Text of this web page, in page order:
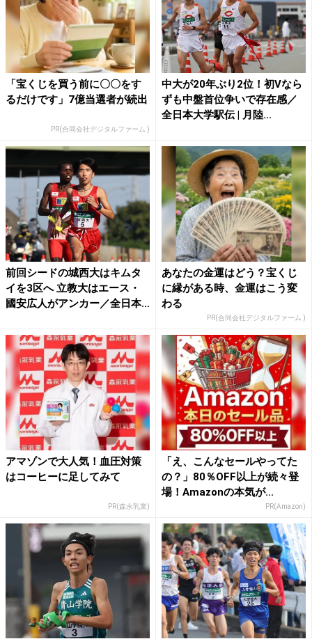
「宝くじを買う前に〇〇をす
るだけです」7億当選者が続出
PR(合同会社デジタルファーム )
中大が20年ぶり2位！初Vなら
ずも中盤首位争いで存在感／
全日本大学駅伝 | 月陸...
前回シードの城西大はキムタ
イを3区へ 立教大はエース・
國安広人がアンカー／全日本...
あなたの金運はどう？宝くじ
に縁がある時、金運はこう変
わる
PR(合同会社デジタルファーム )
アマゾンで大人気！血圧対策
はコーヒーに足してみて
PR(森永乳業)
「え、こんなセールやってた
の？」80％OFF以上が続々登
場！Amazonの本気が...
PR(Amazon)